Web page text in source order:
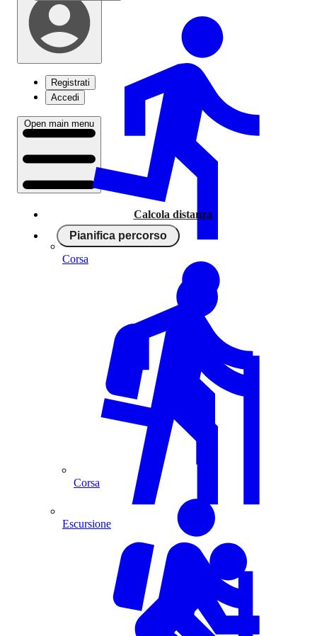
Registrati
Accedi
Open main menu
Calcola distanza
Pianifica percorso
Corsa
Corsa
Escursione